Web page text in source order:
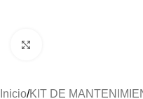
Inicio KIT DE